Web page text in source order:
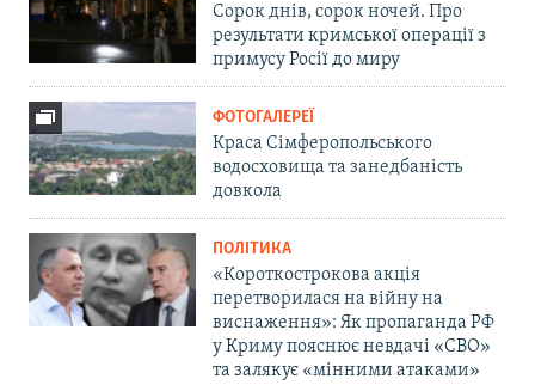
Сорок днів, сорок ночей. Про
результати кримської операції з
примусу Росії до миру
ФОТОГАЛЕРЕЇ
Краса Сімферопольського
водосховища та занедбаність
довкола
ПОЛІТИКА
«Короткострокова акція
перетворилася на війну на
виснаження»: Як пропаганда РФ
у Криму пояснює невдачі «СВО»
та залякує «мінними атаками»